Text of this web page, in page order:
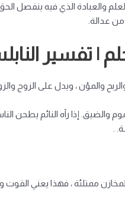
والعبادة الذي فيه ينفصل
عدالة.
| تفسير
والمؤن ، ويدل على الزوج
والضيق. إذا رآه النائم يطحن
.
ممتلئة ، فهذا يعني